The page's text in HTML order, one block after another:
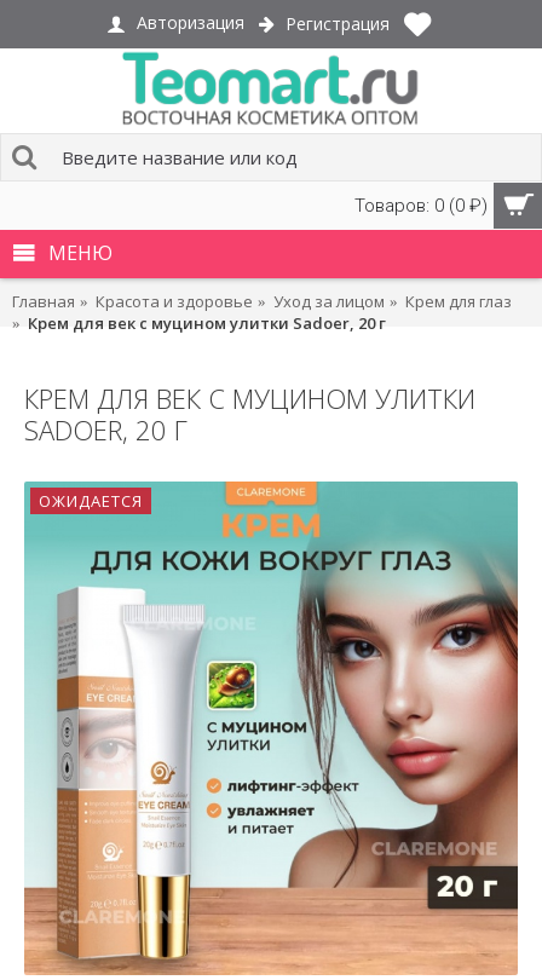
Авторизация Регистрация
Товаров: 0 (0 ₽)
МЕНЮ
Главная Красота и здоровье Уход за лицом
Крем для глаз
Крем для век с муцином улитки Sadoer, 20 г
КРЕМ ДЛЯ ВЕК С МУЦИНОМ УЛИТКИ
SADOER, 20 Г
ОЖИДАЕТСЯ